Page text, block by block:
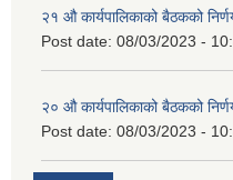
२‍१ औ कार्यपालिकाको बैठकको
Post date: 08/03/2023 -
२‍० औ कार्यपालिकाको बैठकको
Post date: 08/03/2023 -